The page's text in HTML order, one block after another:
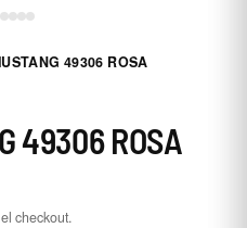
49306 ROSA
49306 ROSA
checkout.